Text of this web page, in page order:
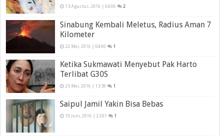
13 Agustus, 2016 | 04:06 2
Sinabung Kembali Meletus, Radius Aman 7
Kilometer
22 Mei, 2016 | 04:00 1
Ketika Sukmawati Menyebut Pak Harto
Terlibat G30S
25 Mei, 2016 | 13:39 1
Saipul Jamil Yakin Bisa Bebas
10 Juni, 2016 | 23:01 1